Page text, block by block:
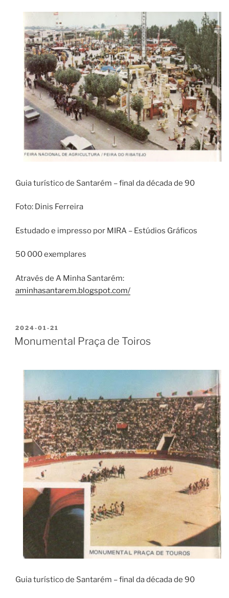
Guia turístico de Santarém – final da década de 90
Foto: Dinis Ferreira
Estudado e impresso por MIRA – Estúdios Gráficos
50 000 exemplares
Através de A Minha Santarém:
aminhasantarem.blogspot.com/
PUBLICADO
EM
2024-01-21
Monumental Praça de Toiros
Guia turístico de Santarém – final da década de 90